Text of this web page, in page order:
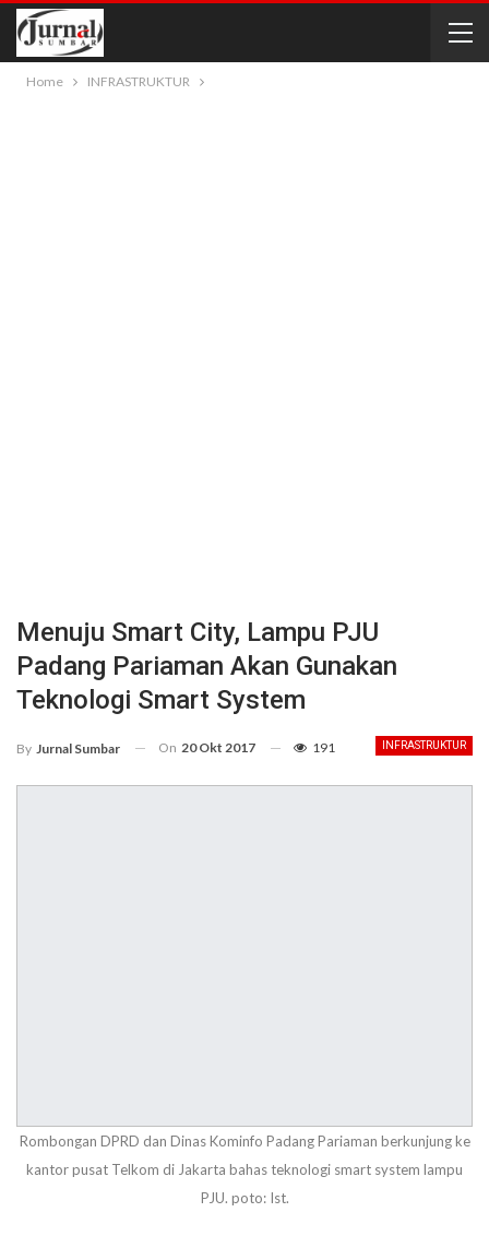
Home INFRASTRUKTUR
Menuju Smart City, Lampu PJU
Padang Pariaman Akan Gunakan
Teknologi Smart System
INFRASTRUKTUR
By Jurnal Sumbar On 20 Okt 2017 191
Rombongan DPRD dan Dinas Kominfo Padang Pariaman berkunjung ke
kantor pusat Telkom di Jakarta bahas teknologi smart system lampu
PJU. poto: Ist.